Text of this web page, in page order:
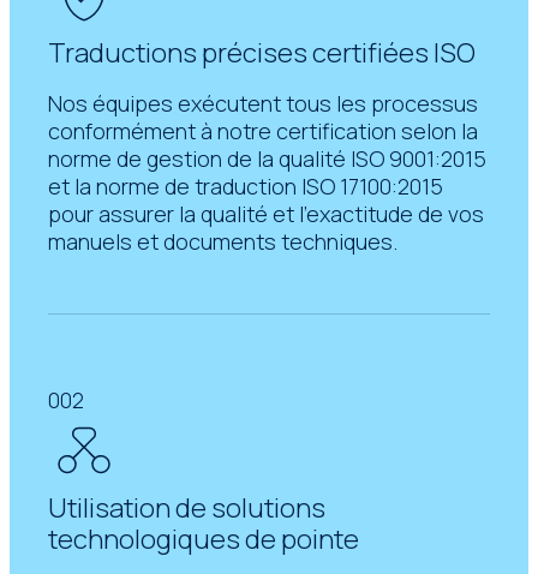
Traductions précises certifiées ISO
Nos équipes exécutent tous les processus
conformément à notre certification selon la
norme de gestion de la qualité ISO 9001:2015
et la norme de traduction ISO 17100:2015
pour assurer la qualité et l’exactitude de vos
manuels et documents techniques.
002
Utilisation de solutions
technologiques de pointe